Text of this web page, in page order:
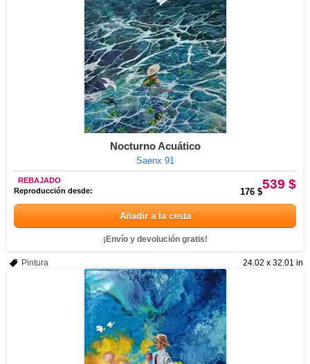
Nocturno Acuático
Saenx 91
539 $
REBAJADO
Reproducción desde:
176 $
Añadir a la cesta
¡Envío y devolución gratis!
24.02 x 32.01 in
Pintura